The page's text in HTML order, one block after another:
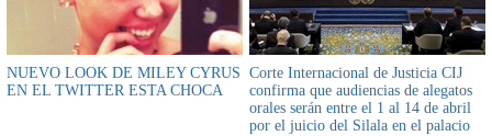
NUEVO LOOK DE MILEY CYRUS
EN EL TWITTER ESTA CHOCA
Corte Internacional de Justicia CIJ
confirma que audiencias de alegatos
orales serán entre el 1 al 14 de abril
por el juicio del Silala en el palacio